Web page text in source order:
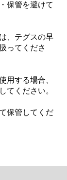
保管を避けて
、テグスの早
ってくださ
用する場合、
てください。
保管してくだ